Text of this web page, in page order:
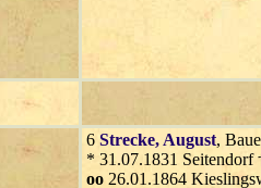
6 Strecke, August,
* 31.07.1831 Seitendorf
oo 26.01.1864